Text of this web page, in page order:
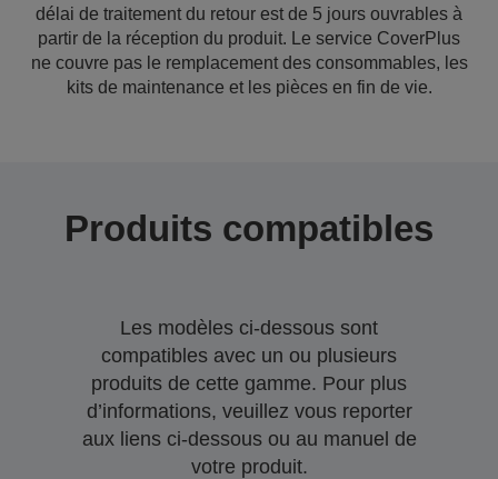
délai de traitement du retour est de 5 jours ouvrables à
partir de la réception du produit. Le service CoverPlus
ne couvre pas le remplacement des consommables, les
kits de maintenance et les pièces en fin de vie.
Produits compatibles
Les modèles ci-dessous sont
compatibles avec un ou plusieurs
produits de cette gamme. Pour plus
d’informations, veuillez vous reporter
aux liens ci-dessous ou au manuel de
votre produit.